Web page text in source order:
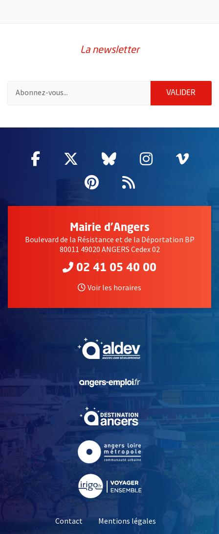
La newsletter
VALIDER
Facebook
, Ouvre une nouvelle fenêtre
Twitter
, Ouvre une nouvelle
Bluesky
, Ouvre une
Instagram
, Ouvre
,
Pinterest
, Ouvre une
Flux RSS
Mairie d'Angers
Boulevard de la Résistance et de la Déportation BP
80011 49020 ANGERS Cedex 02
02 41 05 40 00
Voir les horaires
, Ouvre une nouvelle
, Ouvre une nouvelle
Contact Mentions légales